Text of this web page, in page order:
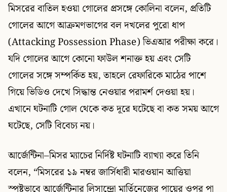
মিসরের বাতিল হওয়া গোলের প্রসঙ্গে কোলিনা বলেন, প্রতিটি
গোলের আগে আক্রমণভাগের বল দখলের পুরো ধাপ
(Attacking Possession Phase) ভিএআর পরীক্ষা করে।
যদি গোলের আগে কোনো ফাউল শনাক্ত হয় এবং সেটি
গোলের সঙ্গে সম্পর্কিত হয়, তাহলে রেফারিকে মাঠের পাশে
গিয়ে ভিডিও দেখে সিদ্ধান্ত নেওয়ার পরামর্শ দেওয়া হয়।
এখানে ঘটনাটি গোল থেকে কত দূরে ঘটেছে বা কত সময় আগে
ঘটেছে, সেটি বিবেচ্য নয়।
আর্জেন্টিনা–মিসর ম্যাচের নির্দিষ্ট ঘটনাটি ব্যাখ্যা করে তিনি
বলেন, “মিসরের ১৯ নম্বর জার্সিধারী মারওয়ান আত্তিয়া